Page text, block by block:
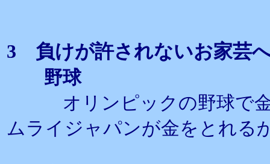
3 負けが許されないお家芸
野球
オリンピックの野球で金
ムライジャパンが金をとれる